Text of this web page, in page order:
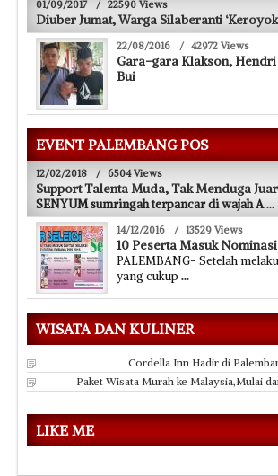
01/09/2017 / 22590 Views
Diuber Jumat, Warga Silaberanti
22/08/2016 / 42972 Views
Gara-gara Klakson,
Bui
EVENT PALEMBANG POS
12/02/2018 / 6504 Views
Support Talenta Muda, Tak Menduga
SENYUM sumringah terpancar di wajah A...
14/12/2016 / 13529 Views
10 Peserta Masuk Nominasi
PALEMBANG- Setelah
yang cukup ...
WISATA DAN KULINER
Cordella Inn Hadir di
Paket Wisata Murah ke Malaysia,Mulai
LIKE ME